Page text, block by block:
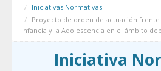
Iniciativas Normativas
Proyecto de orden de actuación frente
Infancia y la Adolescencia en el ámbito
Iniciativa